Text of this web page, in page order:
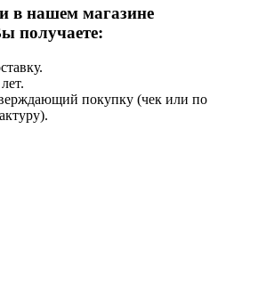
в нашем магазине
получаете:
покупку (чек или по